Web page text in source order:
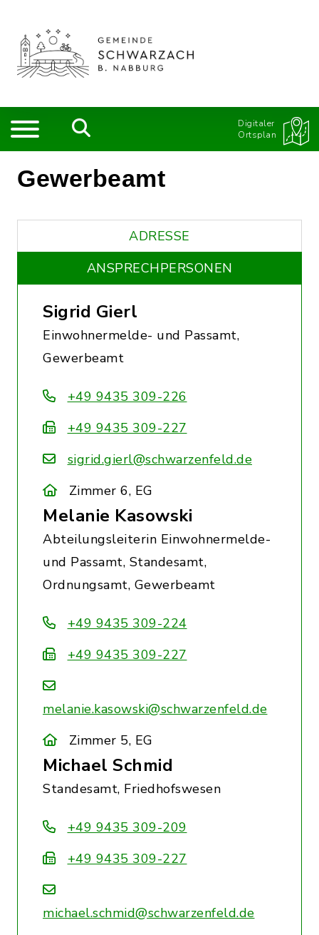
Digitaler
Ortsplan
Gewerbeamt
ADRESSE
ANSPRECHPERSONEN
Sigrid Gierl
Einwohnermelde- und Passamt,
Gewerbeamt
+49 9435 309-226
+49 9435 309-227
sigrid.gierl@schwarzenfeld.de
Zimmer 6, EG
Melanie Kasowski
Abteilungsleiterin Einwohnermelde-
und Passamt, Standesamt,
Ordnungsamt, Gewerbeamt
+49 9435 309-224
+49 9435 309-227
melanie.kasowski@schwarzenfeld.de
Zimmer 5, EG
Michael Schmid
Standesamt, Friedhofswesen
+49 9435 309-209
+49 9435 309-227
michael.schmid@schwarzenfeld.de